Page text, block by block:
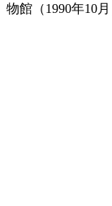
物館（1990年10月